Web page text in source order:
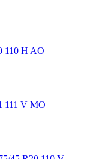
110 H AO
111 V MO